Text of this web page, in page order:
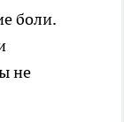
боли.
не